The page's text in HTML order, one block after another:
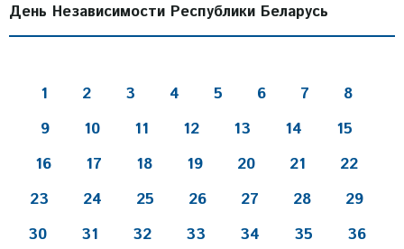
День Независимости Республики Беларуcь
1 2 3 4 5 6 7
8
9
10 11 12 13 14
15
16
17 18 19 20 21
22
23
24 25 26 27 28
29
30
31 32 33 34 35
36